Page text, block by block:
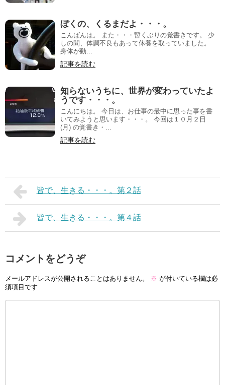
ぼくの、くるまだよ・・・。
こんばんは。 また・・・暫くぶりの覚書きです。 少
しの間、体調不良もあって休養を取っていました。
身体が動...
記事を読む
知らないうちに、世界が変わっていたよ
うです・・・。
こんにちは。 今日は、お仕事の最中に思った事を書
いてみようと思います・・・。 今回は１０月２日
(月) の覚書き・...
記事を読む
皆で、生きる・・・。第２話
皆で、生きる・・・。第４話
コメントをどうぞ
メールアドレスが公開されることはありません。 ※ が付いている欄は必
須項目です